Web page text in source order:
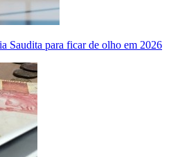
Saudita para ficar de olho em 2026